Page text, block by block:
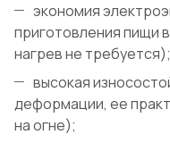
экономия
приготовления пищи
нагрев не требуется);
высокая
деформации, ее
на огне);